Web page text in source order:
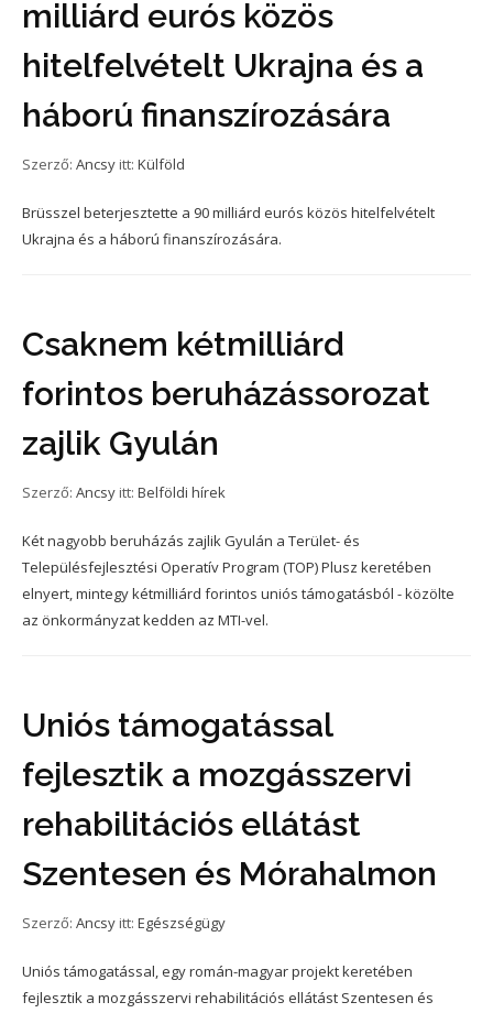
milliárd eurós közös
hitelfelvételt Ukrajna és a
háború finanszírozására
Szerző: Ancsy itt: Külföld
Brüsszel beterjesztette a 90 milliárd eurós közös hitelfelvételt
Ukrajna és a háború finanszírozására.
Csaknem kétmilliárd
forintos beruházássorozat
zajlik Gyulán
Szerző: Ancsy itt: Belföldi hírek
Két nagyobb beruházás zajlik Gyulán a Terület- és
Településfejlesztési Operatív Program (TOP) Plusz keretében
elnyert, mintegy kétmilliárd forintos uniós támogatásból - közölte
az önkormányzat kedden az MTI-vel.
Uniós támogatással
fejlesztik a mozgásszervi
rehabilitációs ellátást
Szentesen és Mórahalmon
Szerző: Ancsy itt: Egészségügy
Uniós támogatással, egy román-magyar projekt keretében
fejlesztik a mozgásszervi rehabilitációs ellátást Szentesen és